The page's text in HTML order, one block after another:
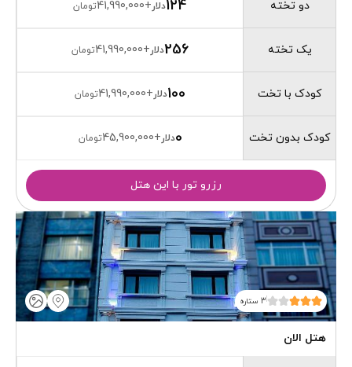
دو تخته
یک تخته
کودک با تخت
کودک بدون تخت
124دلار+
41,990,000تومان
256دلار+
41,990,000تومان
100دلار+
41,990,000تومان
0دلار+
45,900,000تومان
رزرو تور با این هتل
3 ستاره
هتل الان